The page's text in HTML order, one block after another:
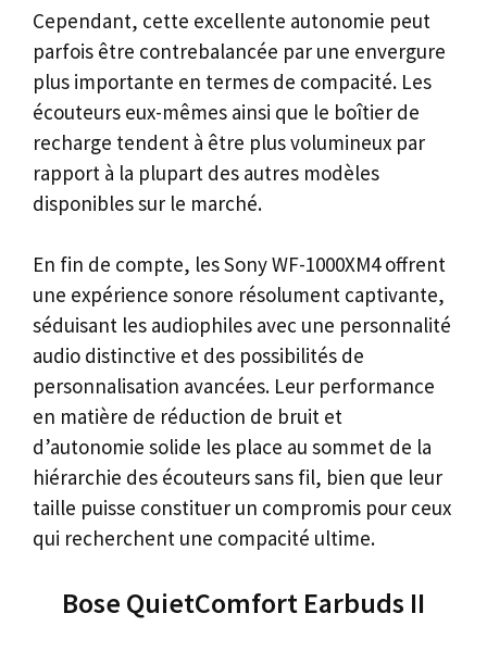
Cependant, cette excellente autonomie peut
parfois être contrebalancée par une envergure
plus importante en termes de compacité. Les
écouteurs eux-mêmes ainsi que le boîtier de
recharge tendent à être plus volumineux par
rapport à la plupart des autres modèles
disponibles sur le marché.
En fin de compte, les Sony WF-1000XM4 offrent
une expérience sonore résolument captivante,
séduisant les audiophiles avec une personnalité
audio distinctive et des possibilités de
personnalisation avancées. Leur performance
en matière de réduction de bruit et
d’autonomie solide les place au sommet de la
hiérarchie des écouteurs sans fil, bien que leur
taille puisse constituer un compromis pour ceux
qui recherchent une compacité ultime.
Bose QuietComfort Earbuds II